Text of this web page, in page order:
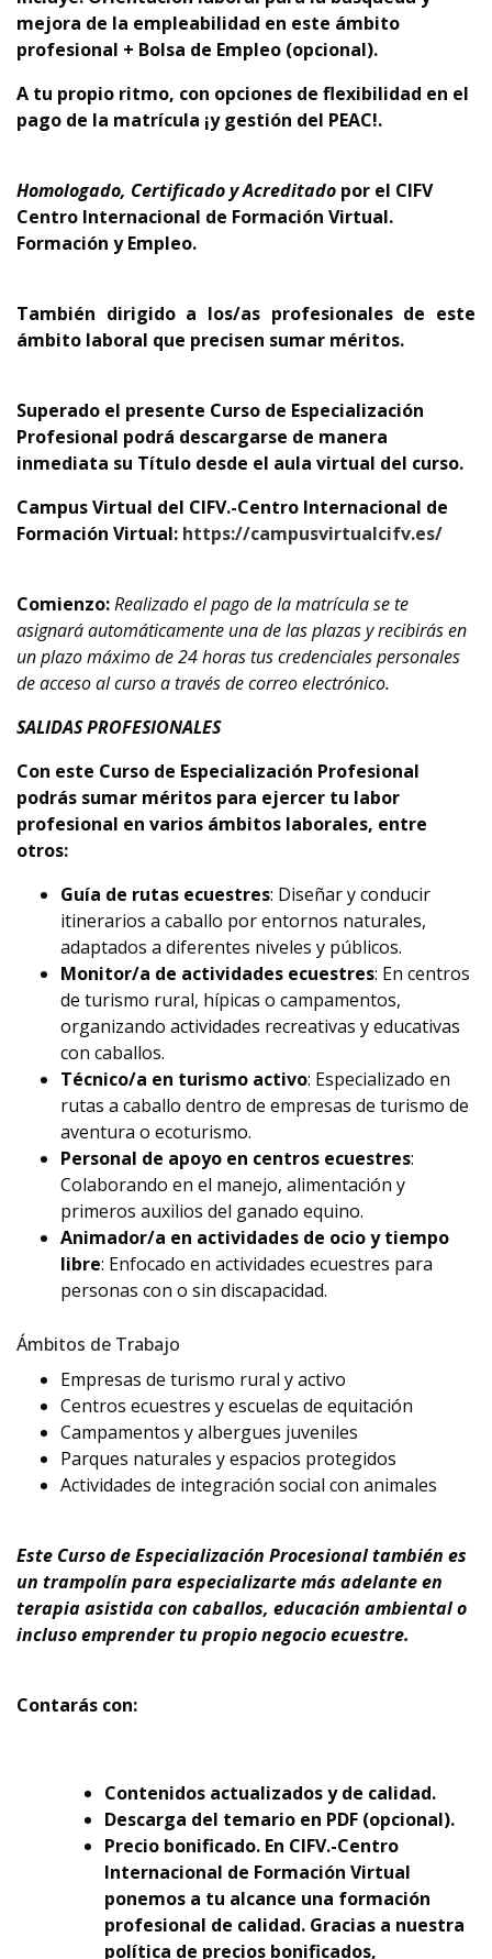
mejora de la empleabilidad en este ámbito
profesional + Bolsa de Empleo (opcional).
A tu propio ritmo, con opciones de flexibilidad en el
pago de la matrícula ¡y gestión del PEAC!.
Homologado, Certificado y Acreditado por el CIFV
Centro Internacional de Formación Virtual.
Formación y Empleo.
También dirigido a los/as profesionales de este
ámbito laboral que precisen sumar méritos.
Superado el presente Curso de Especialización
Profesional podrá descargarse de manera
inmediata su Título desde el aula virtual del curso.
Campus Virtual del CIFV.-Centro Internacional de
Formación Virtual: https://campusvirtualcifv.es/
Comienzo:Realizado el pago de la matrícula se te
asignará automáticamente una de las plazas y recibirás en
un plazo máximo de 24 horas tus credenciales personales
de acceso al curso a través de correo electrónico.
SALIDAS PROFESIONALES
Con este Curso de Especialización Profesional
podrás sumar méritos para ejercer tu labor
profesional en varios ámbitos laborales, entre
otros:
Guía de rutas ecuestres: Diseñar y conducir
itinerarios a caballo por entornos naturales,
adaptados a diferentes niveles y públicos.
Monitor/a de actividades ecuestres: En centros
de turismo rural, hípicas o campamentos,
organizando actividades recreativas y educativas
con caballos.
Técnico/a en turismo activo: Especializado en
rutas a caballo dentro de empresas de turismo de
aventura o ecoturismo.
Personal de apoyo en centros ecuestres:
Colaborando en el manejo, alimentación y
primeros auxilios del ganado equino.
Animador/a en actividades de ocio y tiempo
libre: Enfocado en actividades ecuestres para
personas con o sin discapacidad.
Ámbitos de Trabajo
Empresas de turismo rural y activo
Centros ecuestres y escuelas de equitación
Campamentos y albergues juveniles
Parques naturales y espacios protegidos
Actividades de integración social con animales
Este Curso de Especialización Procesional también es
un trampolín para especializarte más adelante en
terapia asistida con caballos, educación ambiental o
incluso emprender tu propio negocio ecuestre.
Contarás con:
Contenidos actualizados y de calidad.
Descarga del temario en PDF (opcional).
Precio bonificado. En CIFV.-Centro
Internacional de Formación Virtual
ponemos a tu alcance una formación
profesional de calidad. Gracias a nuestra
política de precios bonificados,